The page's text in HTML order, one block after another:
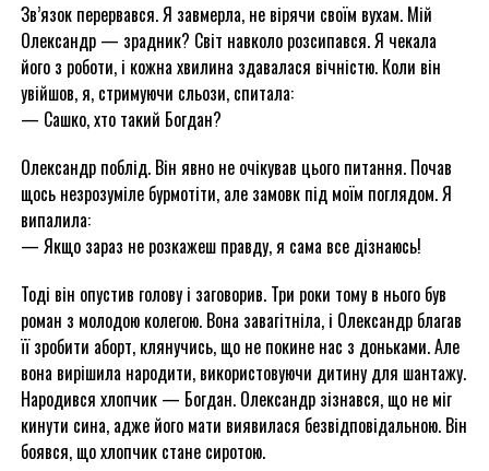
Зв’язок перервався. Я завмерла, не вірячи своїм вухам. Мій
Олександр — зрадник? Світ навколо розсипався. Я чекала
його з роботи, і кожна хвилина здавалася вічністю. Коли він
увійшов, я, стримуючи сльози, спитала:
— Сашко, хто такий Богдан?
Олександр поблід. Він явно не очікував цього питання. Почав
щось незрозуміле бурмотіти, але замовк під моїм поглядом. Я
випалила:
— Якщо зараз не розкажеш правду, я сама все дізнаюсь!
Тоді він опустив голову і заговорив. Три роки тому в нього був
роман з молодою колегою. Вона завагітніла, і Олександр благав
її зробити аборт, клянучись, що не покине нас з доньками. Але
вона вирішила народити, використовуючи дитину для шантажу.
Народився хлопчик — Богдан. Олександр зізнався, що не міг
кинути сина, адже його мати виявилася безвідповідальною. Він
боявся, що хлопчик стане сиротою.